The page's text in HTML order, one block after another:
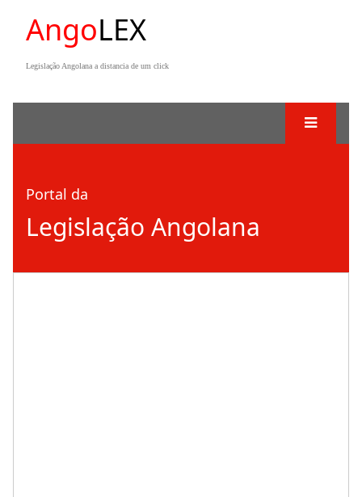
AngoLEX
Legislação Angolana a distancia de um click
Portal da
Legislação Angolana